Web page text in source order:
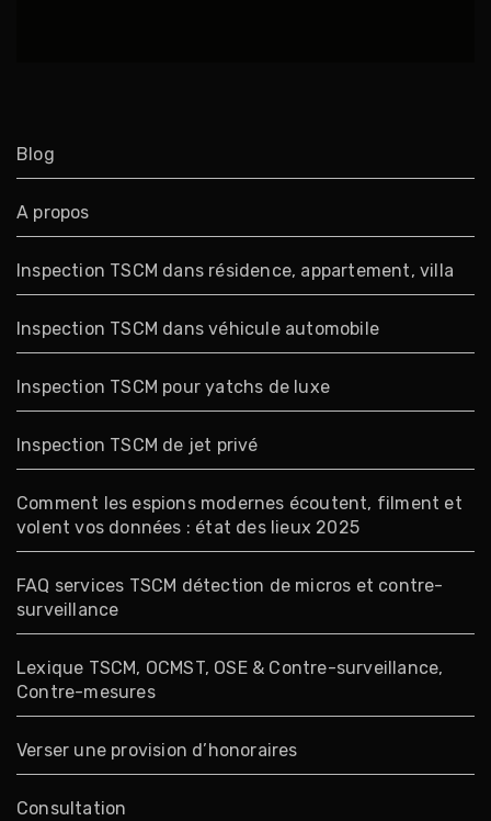
Blog
A propos
Inspection TSCM dans résidence, appartement, villa
Inspection TSCM dans véhicule automobile
Inspection TSCM pour yatchs de luxe
Inspection TSCM de jet privé
Comment les espions modernes écoutent, filment et
volent vos données : état des lieux 2025
FAQ services TSCM détection de micros et contre-
surveillance
Lexique TSCM, OCMST, OSE & Contre-surveillance,
Contre-mesures
Verser une provision d’honoraires
Consultation